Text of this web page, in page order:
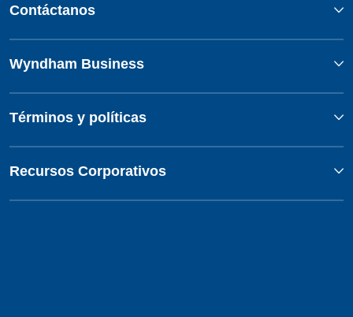
Contáctanos
Wyndham Business
Términos y políticas
Recursos Corporativos